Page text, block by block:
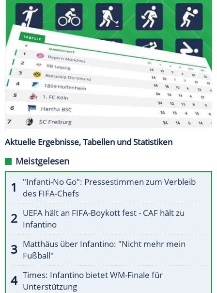
Aktuelle Ergebnisse, Tabellen und Statistiken
Meistgelesen
"Infanti-No Go": Pressestimmen zum Verbleib
des FIFA-Chefs
UEFA hält an FIFA-Boykott fest - CAF hält zu
Infantino
Matthäus über Infantino: "Nicht mehr mein
Fußball"
Times: Infantino bietet WM-Finale für
Unterstützung